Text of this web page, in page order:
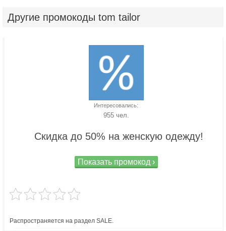
Другие промокоды tom tailor
Интересовались:
955 чел.
Скидка до 50% на женскую одежду!
Показать промокод ›
Распространяется на раздел SALE.